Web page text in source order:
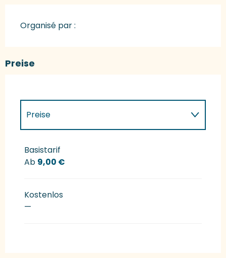
Organisé par :
Preise
Preise
Preise 2027
Basistarif
Ab 9,00 €
Kostenlos
—